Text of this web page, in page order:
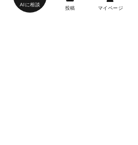
AIに相談
投稿 マイページ